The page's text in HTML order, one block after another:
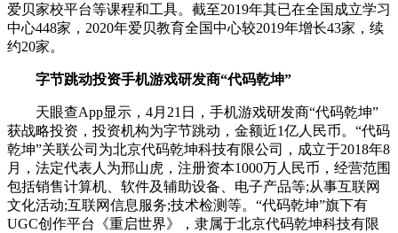
爱贝家校平台等课程和工具。截至2019年其已在全国成立学习
中心448家，2020年爱贝教育全国中心较2019年增长43家，续
约20家。
字节跳动投资手机游戏研发商“代码乾坤”
天眼查App显示，4月21日，手机游戏研发商“代码乾坤”
获战略投资，投资机构为字节跳动，金额近1亿人民币。“代码
乾坤”关联公司为北京代码乾坤科技有限公司，成立于2018年8
月，法定代表人为邢山虎，注册资本1000万人民币，经营范围
包括销售计算机、软件及辅助设备、电子产品等;从事互联网
文化活动;互联网信息服务;技术检测等。“代码乾坤”旗下有
UGC创作平台《重启世界》，隶属于北京代码乾坤科技有限